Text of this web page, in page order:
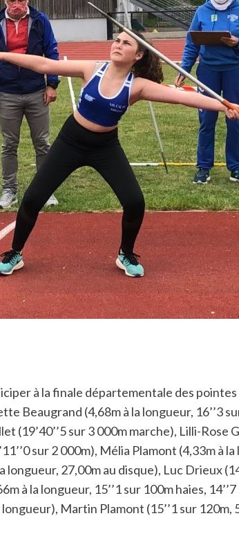
à la finale départementale des
Beaugrand (4,68m à la longueur, 16’’3
(19’40’’5 sur 3 000m marche), Lilli-
sur 2 000m), Mélia Plamont (4,33m à
longueur, 27,00m au disque), Luc Drieux
à la longueur, 15’’1 sur 100m haies,
Martin Plamont (15’’1 sur 120m,